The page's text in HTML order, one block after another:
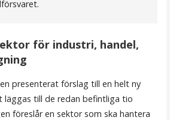
för industri, handel,
presenterat förslag till en helt ny
läggas till de redan befintliga tio
föreslår en sektor som ska hantera